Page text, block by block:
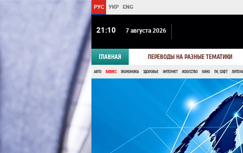
РУС УКР ENG
21 10 7 августа 2026
ГЛАВНАЯ ПЕРЕВОДЫ НА РАЗНЫЕ ТЕМАТИКИ
АВТО БИЗНЕС ЭКОНОМИКА ЗДОРОВЬЕ ИНТЕРНЕТ ИСКУССТВО КИНО ПК, СОФТ